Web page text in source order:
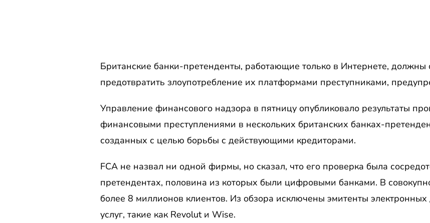
Британские банки-претенденты, работающие только в Интернете, должны
предотвратить злоупотребление их платформами преступниками,
Управление финансового надзора в пятницу опубликовало результаты
финансовыми преступлениями в нескольких британских банках-
созданных с целью борьбы с действующими кредиторами.
FCA не назвал ни одной фирмы, но сказал, что его проверка была
претендентах, половина из которых были цифровыми банками. В
более 8 миллионов клиентов. Из обзора исключены эмитенты
услуг, такие как Revolut и Wise.